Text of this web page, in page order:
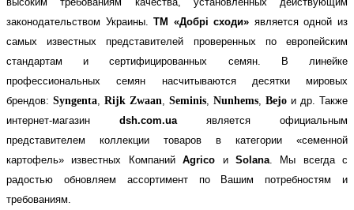
законодательством Украины.ТМ «Добрі сходи» является одной из
самых известных представителей проверенных по европейским
стандартам и сертифицированных семян. В линейке
профессиональных семян насчитываются десятки мировых
брендов: Syngenta Rijk Zwaan Seminis Nunhems Bejo и др. Также
интернет-магазин dsh.com.ua является официальным
представителем коллекции товаров в категории «семенной
картофель» известных КомпанийAgrico и Solana. Мы всегда с
радостью обновляем ассортимент по Вашим потребностям и
требованиям.